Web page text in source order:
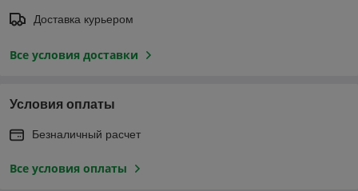
Доставка курьером
Все условия доставки
Условия оплаты
Безналичный расчет
Все условия оплаты